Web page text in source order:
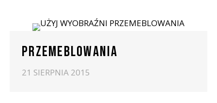
PRZEMEBLOWANIA
21 SIERPNIA 2015